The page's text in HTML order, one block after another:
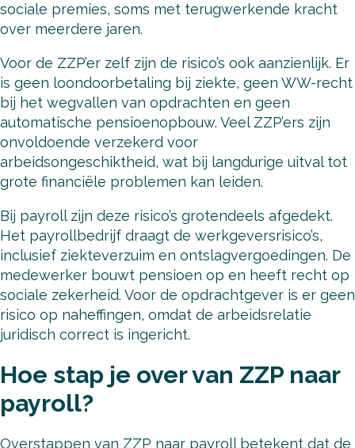
sociale premies, soms met terugwerkende kracht
over meerdere jaren.
Voor de ZZP’er zelf zijn de risico’s ook aanzienlijk. Er
is geen loondoorbetaling bij ziekte, geen WW-recht
bij het wegvallen van opdrachten en geen
automatische pensioenopbouw. Veel ZZP’ers zijn
onvoldoende verzekerd voor
arbeidsongeschiktheid, wat bij langdurige uitval tot
grote financiële problemen kan leiden.
Bij payroll zijn deze risico’s grotendeels afgedekt.
Het payrollbedrijf draagt de werkgeversrisico’s,
inclusief ziekteverzuim en ontslagvergoedingen. De
medewerker bouwt pensioen op en heeft recht op
sociale zekerheid. Voor de opdrachtgever is er geen
risico op naheffingen, omdat de arbeidsrelatie
juridisch correct is ingericht.
Hoe stap je over van ZZP naar
payroll?
Overstappen van ZZP naar payroll betekent dat de